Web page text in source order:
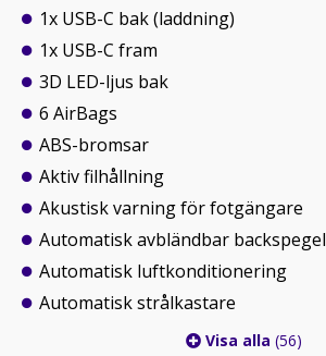
1x USB-C bak (laddning)
1x USB-C fram
3D LED-ljus bak
6 AirBags
ABS-bromsar
Aktiv filhållning
Akustisk varning för fotgängare
Automatisk avbländbar backspegel
Automatisk luftkonditionering
Automatisk strålkastare
Visa alla (56)